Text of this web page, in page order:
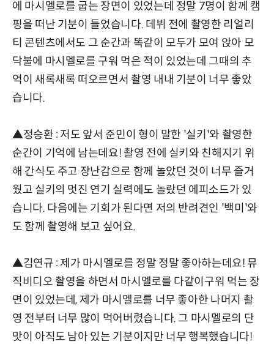
에 마시멜로를 굽는 장면이 있었는데 정말 7명이 함께 캠
핑을 떠난 기분이 들었습니다. 데뷔 전에 촬영한 리얼리
티 콘텐츠에서도 그 순간과 똑같이 모두가 모여 앉아 모
닥불에 마시멜로를 구워 먹은 적이 있었는데 그때의 추
억이 새록새록 떠오르면서 촬영 내내 기분이 너무 좋았
습니다.
▲정승환 : 저도 앞서 준민이 형이 말한 '실키'와 촬영한
순간이 기억에 남는데요! 촬영 전에 실키와 친해지기 위
해 간식도 주고 장난감으로 함께 놀았던 것이 너무 즐거
웠고 실키의 멋진 연기 실력에도 놀랐던 에피소드가 있
습니다. 다음에는 기회가 된다면 저의 반려견인 '백미'와
도 함께 촬영해 보고 싶어요.
▲김연규 : 제가 마시멜로를 정말 정말 좋아하는데요! 뮤
직비디오 촬영을 하면서 마시멜로를 다같이구워 먹는 장
면이 있었는데, 제가 마시멜로를 너무 좋아한 나머지 촬
영 전부터 너무 많이 먹어버렸습니다. 그 마시멜로의 단
맛이 아직도 남아 있는 기분이지만 너무 행복했습니다!